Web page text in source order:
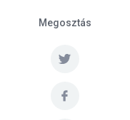
Megosztás